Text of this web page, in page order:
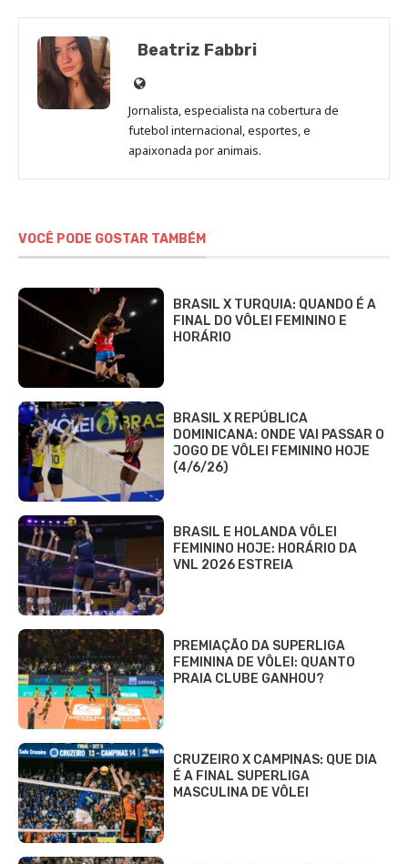
Beatriz Fabbri
Site
de
Beatriz
Fabbri
Jornalista, especialista na cobertura de
futebol internacional, esportes, e
apaixonada por animais.
VOCÊ PODE GOSTAR TAMBÉM
BRASIL X TURQUIA: QUANDO É A
FINAL DO VÔLEI FEMININO E
HORÁRIO
BRASIL X REPÚBLICA
DOMINICANA: ONDE VAI PASSAR O
JOGO DE VÔLEI FEMININO HOJE
(4/6/26)
BRASIL E HOLANDA VÔLEI
FEMININO HOJE: HORÁRIO DA
VNL 2026 ESTREIA
PREMIAÇÃO DA SUPERLIGA
FEMININA DE VÔLEI: QUANTO
PRAIA CLUBE GANHOU?
CRUZEIRO X CAMPINAS: QUE DIA
É A FINAL SUPERLIGA
MASCULINA DE VÔLEI